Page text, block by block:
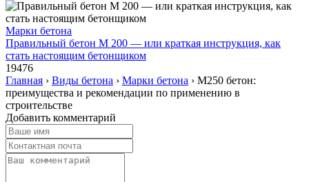
Марки бетона
Правильный бетон М 200 — или краткая инструкция, как
стать настоящим бетонщиком
19476
Главная › Виды бетона › Марки бетона › М250 бетон:
преимущества и рекомендации по применению в
строительстве
Добавить комментарий